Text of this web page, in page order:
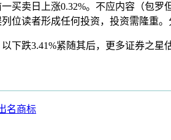
买卖日上涨0.32%。不应内容（包
位读者形成任何投资，投资需隆重。
跌3.41%紧随其后，更多证券之星
名商标